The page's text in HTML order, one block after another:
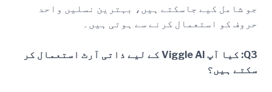
جو شامل کیے جاسکتے ہیں، بہترین نسلیں واحد
حروف کو استعمال کرنے سے ہوتی ہیں۔
Q3: کیا آپ Viggle AI کے لیے ذاتی آرٹ استعمال کر
سکتے ہیں؟